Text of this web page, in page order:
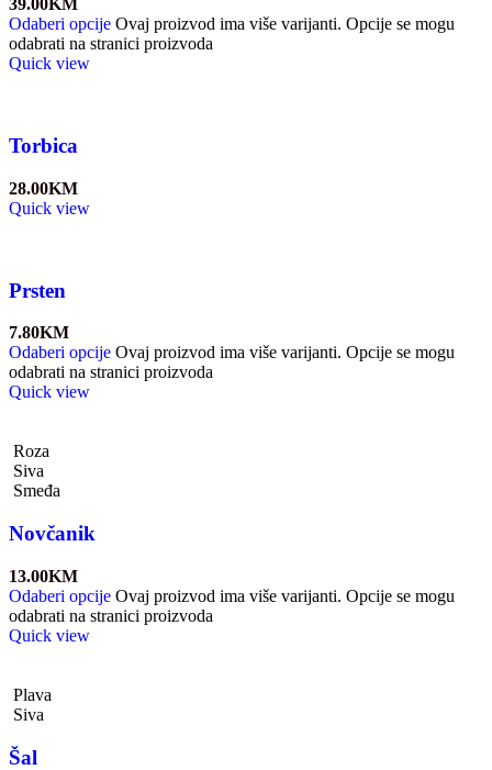
39.00KM
Odaberi opcije Ovaj proizvod ima više varijanti. Opcije se mogu
odabrati na stranici proizvoda
Quick view
Torbica
28.00KM
Quick view
Prsten
7.80KM
Odaberi opcije Ovaj proizvod ima više varijanti. Opcije se mogu
odabrati na stranici proizvoda
Quick view
Roza
Siva
Smeđa
Novčanik
13.00KM
Odaberi opcije Ovaj proizvod ima više varijanti. Opcije se mogu
odabrati na stranici proizvoda
Quick view
Plava
Siva
Šal